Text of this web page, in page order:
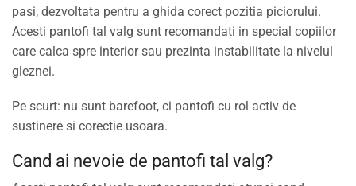
pasi, dezvoltata pentru a ghida corect pozitia piciorului.
Acesti pantofi tal valg sunt recomandati in special copiilor
care calca spre interior sau prezinta instabilitate la nivelul
gleznei.
Pe scurt: nu sunt barefoot, ci pantofi cu rol activ de
sustinere si corectie usoara.
Cand ai nevoie de pantofi tal valg?